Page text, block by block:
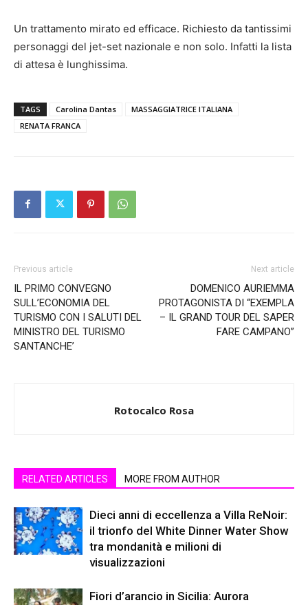
Un trattamento mirato ed efficace. Richiesto da tantissimi
personaggi del jet-set nazionale e non solo. Infatti la lista
di attesa è lunghissima.
TAGS Carolina Dantas
MASSAGGIATRICE ITALIANA
RENATA FRANCA
Previous article
IL PRIMO CONVEGNO
SULL’ECONOMIA DEL
TURISMO CON I SALUTI DEL
MINISTRO DEL TURISMO
SANTANCHE’
Next article
DOMENICO AURIEMMA
PROTAGONISTA DI “EXEMPLA
– IL GRAND TOUR DEL SAPER
FARE CAMPANO”
Rotocalco Rosa
RELATED ARTICLES MORE FROM AUTHOR
Dieci anni di eccellenza a Villa ReNoir:
il trionfo del White Dinner Water Show
tra mondanità e milioni di
visualizzazioni
Fiori d’arancio in Sicilia: Aurora